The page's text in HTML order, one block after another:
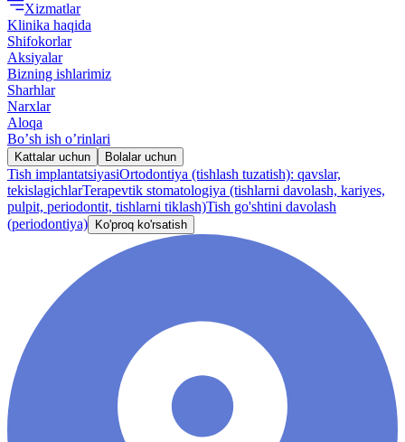
Xizmatlar
Klinika haqida
Shifokorlar
Aksiyalar
Bizning ishlarimiz
Sharhlar
Narxlar
Aloqa
Boʼsh ish oʼrinlari
Kattalar uchun Bolalar uchun
Tish implantatsiyasiOrtodontiya (tishlash tuzatish): qavslar,
tekislagichlarTerapevtik stomatologiya (tishlarni davolash, kariyes,
pulpit, periodontit, tishlarni tiklash)Tish go'shtini davolash
(periodontiya)
Ko'proq ko'rsatish